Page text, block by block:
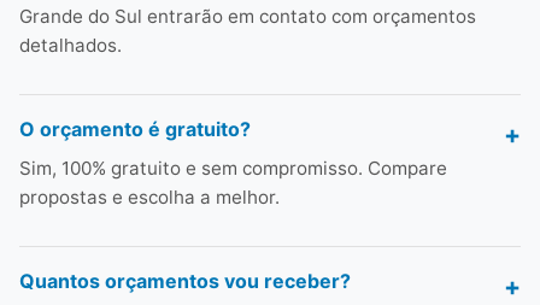
Grande do Sul entrarão em contato com orçamentos
detalhados.
O orçamento é gratuito?
Sim, 100% gratuito e sem compromisso. Compare
propostas e escolha a melhor.
Quantos orçamentos vou receber?